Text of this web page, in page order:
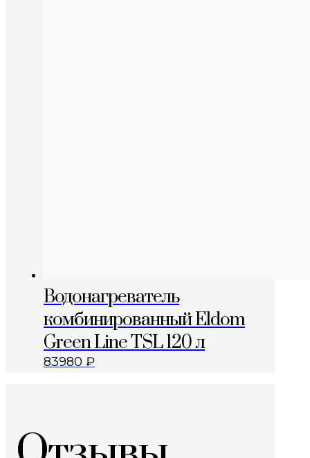
Водонагреватель
комбинированный Eldom
Green Line TSL 120 л
83980 ₽